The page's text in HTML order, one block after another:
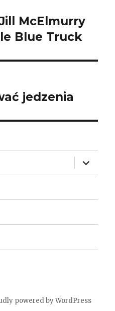
McElmurry
Blue Truck
jedzenia
expand
child
menu
powered by WordPress